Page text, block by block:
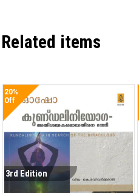
Related items
20%
Off
3rd Edition